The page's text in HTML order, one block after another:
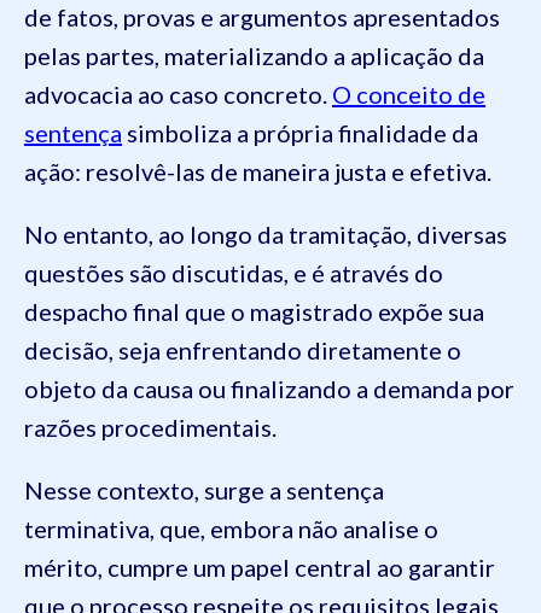
de fatos, provas e argumentos apresentados
pelas partes, materializando a aplicação da
advocacia ao caso concreto. O conceito de
sentença simboliza a própria finalidade da
ação: resolvê-las de maneira justa e efetiva.
No entanto, ao longo da tramitação, diversas
questões são discutidas, e é através do
despacho final que o magistrado expõe sua
decisão, seja enfrentando diretamente o
objeto da causa ou finalizando a demanda por
razões procedimentais.
Nesse contexto, surge a sentença
terminativa, que, embora não analise o
mérito, cumpre um papel central ao garantir
que o processo respeite os requisitos legais